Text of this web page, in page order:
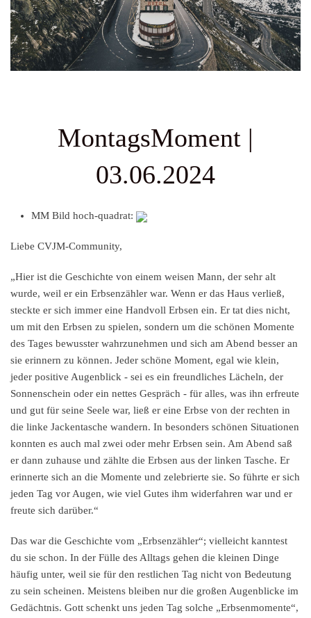
MontagsMoment |
03.06.2024
MM Bild hoch-quadrat:
Liebe CVJM-Community,
„Hier ist die Geschichte von einem weisen Mann, der sehr alt
wurde, weil er ein Erbsenzähler war. Wenn er das Haus verließ,
steckte er sich immer eine Handvoll Erbsen ein. Er tat dies nicht,
um mit den Erbsen zu spielen, sondern um die schönen Momente
des Tages bewusster wahrzunehmen und sich am Abend besser an
sie erinnern zu können. Jeder schöne Moment, egal wie klein,
jeder positive Augenblick - sei es ein freundliches Lächeln, der
Sonnenschein oder ein nettes Gespräch - für alles, was ihn erfreute
und gut für seine Seele war, ließ er eine Erbse von der rechten in
die linke Jackentasche wandern. In besonders schönen Situationen
konnten es auch mal zwei oder mehr Erbsen sein. Am Abend saß
er dann zuhause und zählte die Erbsen aus der linken Tasche. Er
erinnerte sich an die Momente und zelebrierte sie. So führte er sich
jeden Tag vor Augen, wie viel Gutes ihm widerfahren war und er
freute sich darüber.“
Das war die Geschichte vom „Erbsenzähler“; vielleicht kanntest
du sie schon. In der Fülle des Alltags gehen die kleinen Dinge
häufig unter, weil sie für den restlichen Tag nicht von Bedeutung
zu sein scheinen. Meistens bleiben nur die großen Augenblicke im
Gedächtnis. Gott schenkt uns jeden Tag solche „Erbsenmomente“,